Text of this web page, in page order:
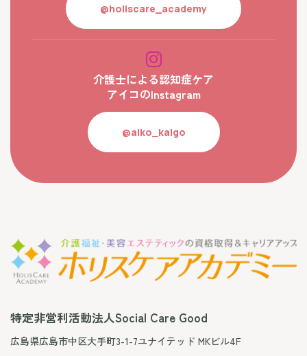
@holiscare_academy
介護士による認知症ケア
アイコのInstagram
@aiko_kaigo
特定非営利活動法人Social Care Good
広島県広島市中区大手町3-1-7ユナイテッド MKビル4F